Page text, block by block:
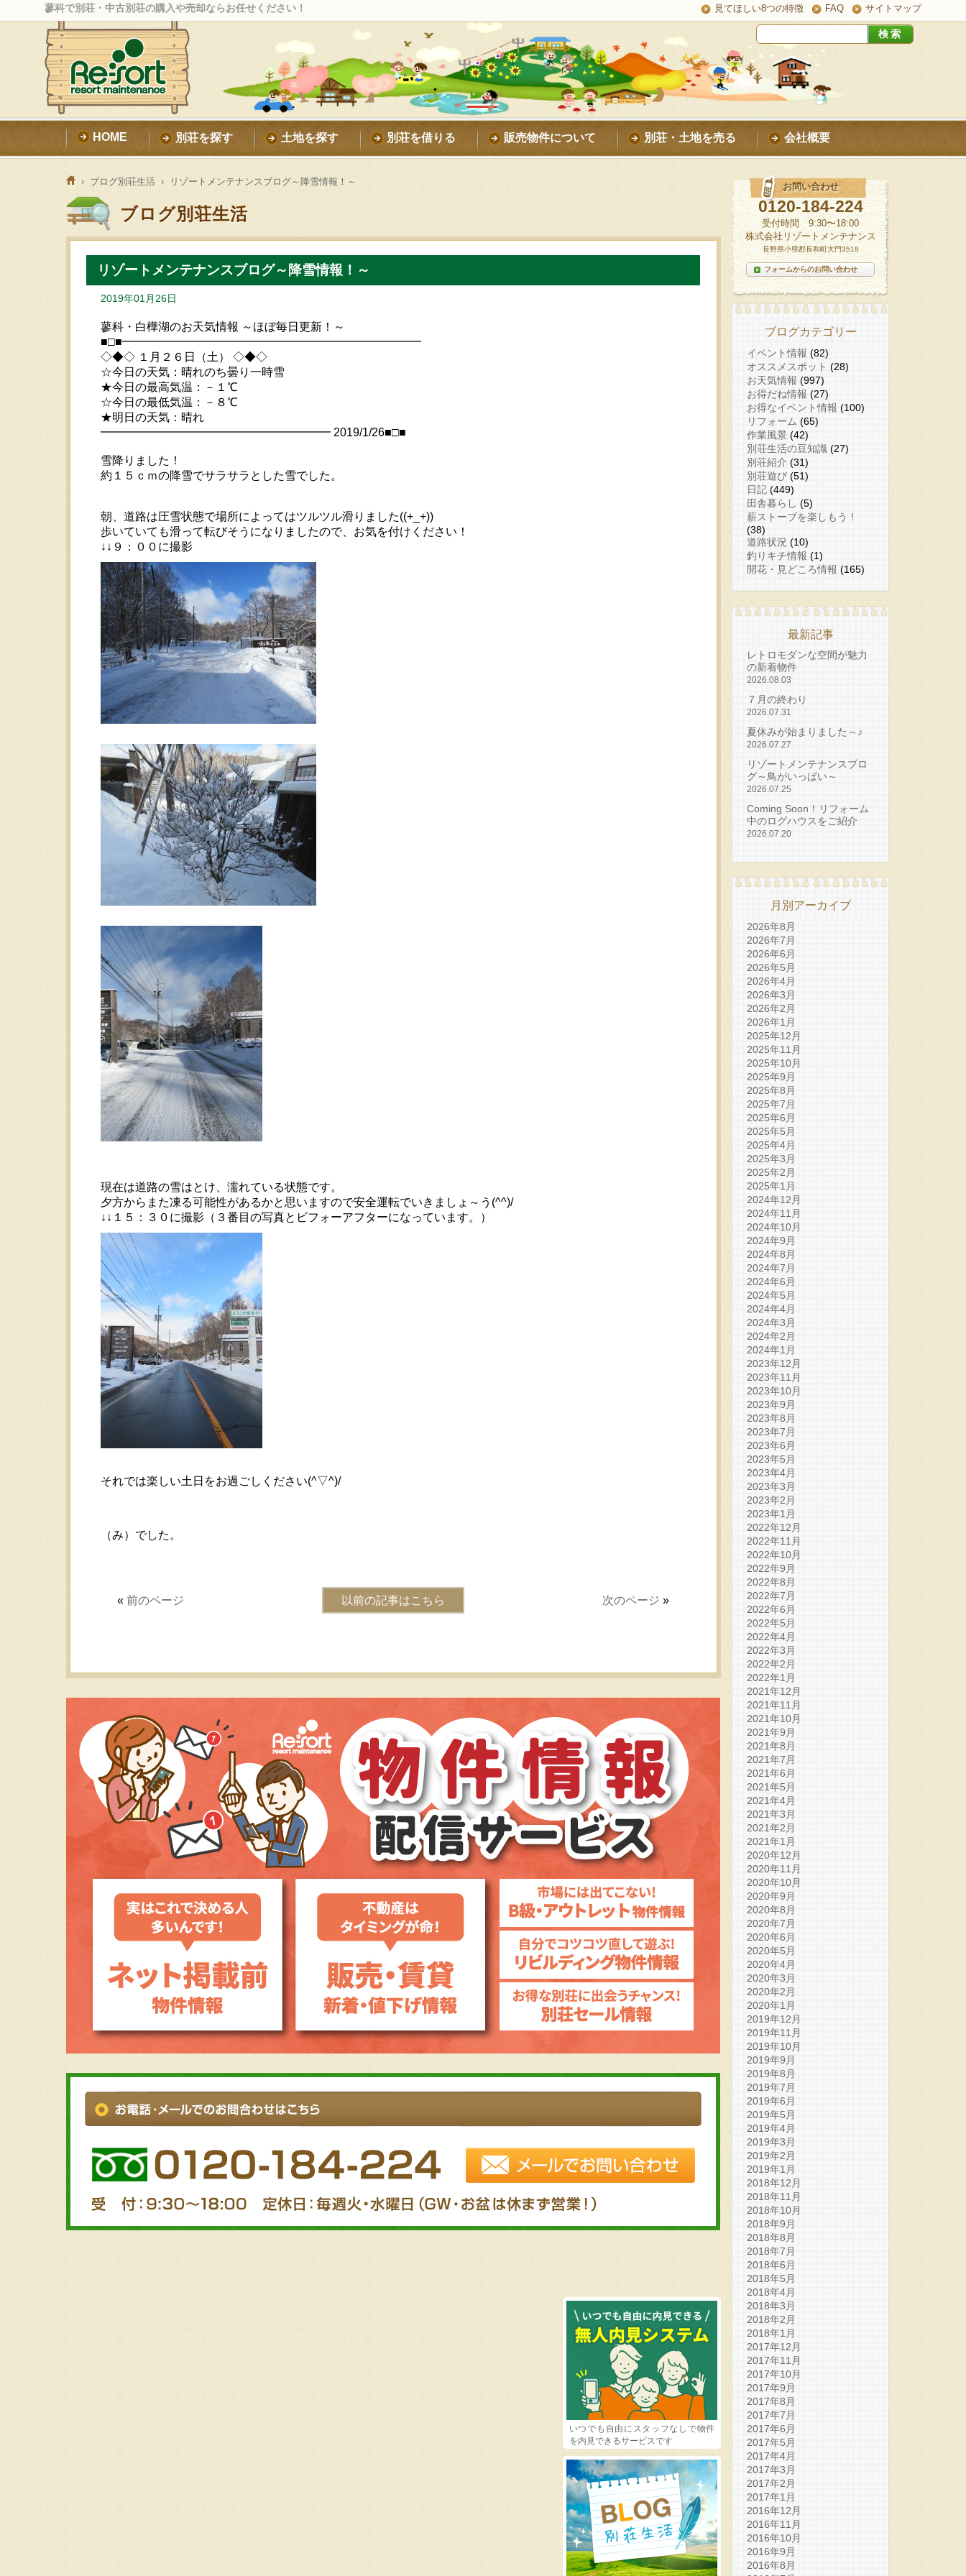
蓼科で別荘・中古別荘の購入や売却ならお任せください！ 見てほしい8つの特徴 FAQ サイトマップ
HOME 別荘を探す 土地を探す 別荘を借りる 販売物件について 別荘・土地を売る 会社概要
›ブログ別荘生活› リゾートメンテナンスブログ～降雪情報！～
ブログ別荘生活
リゾートメンテナンスブログ～降雪情報！～
2019年01月26日
蓼科・白樺湖のお天気情報 ～ほぼ毎日更新！～
■□■━━━━━━━━━━━━━━━━━━━━━━━━━━
◇◆◇ １月２６日（土） ◇◆◇
☆今日の天気：晴れのち曇り一時雪
★今日の最高気温：－１℃
☆今日の最低気温：－８℃
★明日の天気：晴れ
━━━━━━━━━━━━━━━━━━━━ 2019/1/26■□■
雪降りました！
約１５ｃｍの降雪でサラサラとした雪でした。
朝、道路は圧雪状態で場所によってはツルツル滑りました((+_+))
歩いていても滑って転びそうになりましたので、お気を付けください！
↓↓９：００に撮影
現在は道路の雪はとけ、濡れている状態です。
夕方からまた凍る可能性があるかと思いますので安全運転でいきましょ～う(^^)/
↓↓１５：３０に撮影（３番目の写真とビフォーアフターになっています。）
それでは楽しい土日をお過ごしください(^▽^)/
（み）でした。
«前のページ 次のページ »
以前の記事はこちら
お問い合わせ
0120-184-224
受付時間 9:30〜18:00
株式会社リゾートメンテナンス
長野県小県郡長和町大門3518
フォームからのお問い合わせ
ブログカテゴリー
イベント情報 (82)
オススメスポット (28)
お天気情報 (997)
お得だね情報 (27)
お得なイベント情報 (100)
リフォーム (65)
作業風景 (42)
別荘生活の豆知識 (27)
別荘紹介 (31)
別荘遊び (51)
日記 (449)
田舎暮らし (5)
薪ストーブを楽しもう！
(38)
道路状況 (10)
釣りキチ情報 (1)
開花・見どころ情報 (165)
最新記事
レトロモダンな空間が魅力
の新着物件
2026.08.03
７月の終わり
2026.07.31
夏休みが始まりました～♪
2026.07.27
リゾートメンテナンスブロ
グ～鳥がいっぱい～
2026.07.25
Coming Soon！リフォーム
中のログハウスをご紹介
2026.07.20
月別アーカイブ
2026年8月
2026年7月
2026年6月
2026年5月
2026年4月
2026年3月
2026年2月
2026年1月
2025年12月
2025年11月
2025年10月
2025年9月
2025年8月
2025年7月
2025年6月
2025年5月
2025年4月
2025年3月
2025年2月
2025年1月
2024年12月
2024年11月
2024年10月
2024年9月
2024年8月
2024年7月
2024年6月
2024年5月
2024年4月
2024年3月
2024年2月
2024年1月
2023年12月
2023年11月
2023年10月
2023年9月
2023年8月
2023年7月
2023年6月
2023年5月
2023年4月
2023年3月
2023年2月
2023年1月
2022年12月
2022年11月
2022年10月
2022年9月
2022年8月
2022年7月
2022年6月
2022年5月
2022年4月
2022年3月
2022年2月
2022年1月
2021年12月
2021年11月
2021年10月
2021年9月
2021年8月
2021年7月
2021年6月
2021年5月
2021年4月
2021年3月
2021年2月
2021年1月
2020年12月
2020年11月
2020年10月
2020年9月
2020年8月
2020年7月
2020年6月
2020年5月
2020年4月
2020年3月
2020年2月
2020年1月
2019年12月
2019年11月
2019年10月
2019年9月
2019年8月
2019年7月
2019年6月
2019年5月
2019年4月
2019年3月
2019年2月
2019年1月
2018年12月
2018年11月
2018年10月
2018年9月
2018年8月
2018年7月
2018年6月
2018年5月
2018年4月
2018年3月
2018年2月
2018年1月
2017年12月
2017年11月
2017年10月
2017年9月
2017年8月
2017年7月
2017年6月
2017年5月
2017年4月
2017年3月
2017年2月
2017年1月
2016年12月
2016年11月
2016年10月
2016年9月
2016年8月
いつでも自由にスタッフなしで物件
を内見できるサービスです